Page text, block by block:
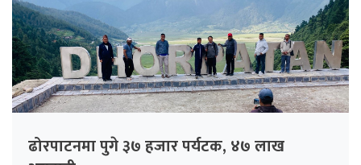
ढोरपाटनमा पुगे ३७ हजार पर्यटक, ४७ लाख